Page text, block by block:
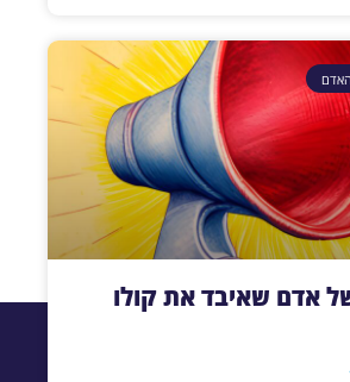
האדם
אדם שאיבד את קולו